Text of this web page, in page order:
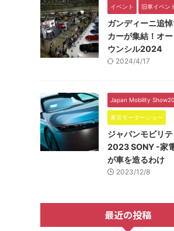
イベント 旧車イベン
ガンディーニ追
カーが集結！オ
ウンシル2024
2024/4/17
Japan Mobility
東京モーターショー
ジャパンモビリ
2023 SONY -家
が車を造るわけ
2023/12/8
最近の投稿